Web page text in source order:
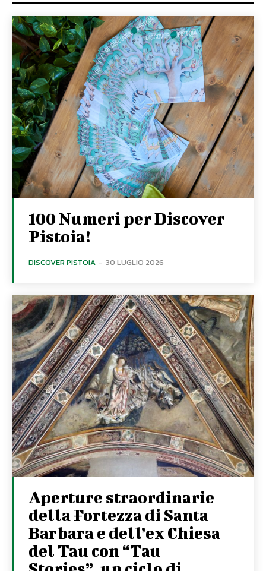
100 Numeri per Discover
Pistoia!
DISCOVER PISTOIA - 30 LUGLIO 2026
Aperture straordinarie
della Fortezza di Santa
Barbara e dell’ex Chiesa
del Tau con “Tau